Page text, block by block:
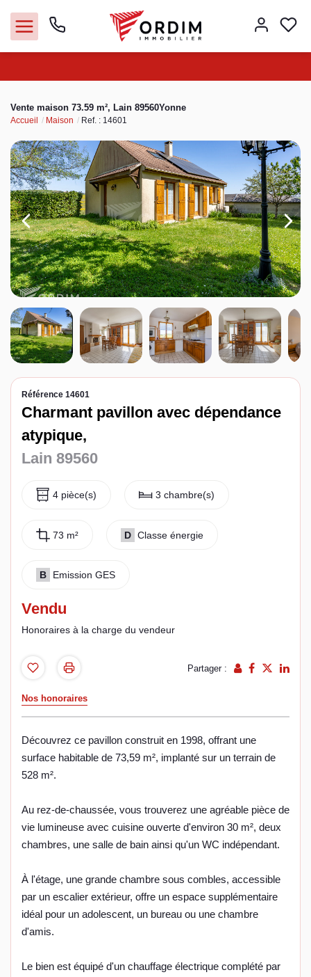
Acheter
Louer
Vendre
Immobilier pro
Faire gérer
Syndic
Espace client
Vente maison 73.59 m², Lain 89560Yonne
Accueil Maison Ref. : 14601
Référence 14601
Charmant pavillon avec dépendance
atypique,
Lain 89560
4 pièce(s) 3 chambre(s)
73 m² D Classe énergie
B Emission GES
Vendu
Honoraires à la charge du vendeur
Partager :
Nos honoraires
Découvrez ce pavillon construit en 1998, offrant une
surface habitable de 73,59 m², implanté sur un terrain de
528 m².
Au rez-de-chaussée, vous trouverez une agréable pièce de
vie lumineuse avec cuisine ouverte d'environ 30 m², deux
chambres, une salle de bain ainsi qu'un WC indépendant.
À l'étage, une grande chambre sous combles, accessible
par un escalier extérieur, offre un espace supplémentaire
idéal pour un adolescent, un bureau ou une chambre
d'amis.
Le bien est équipé d'un chauffage électrique complété par